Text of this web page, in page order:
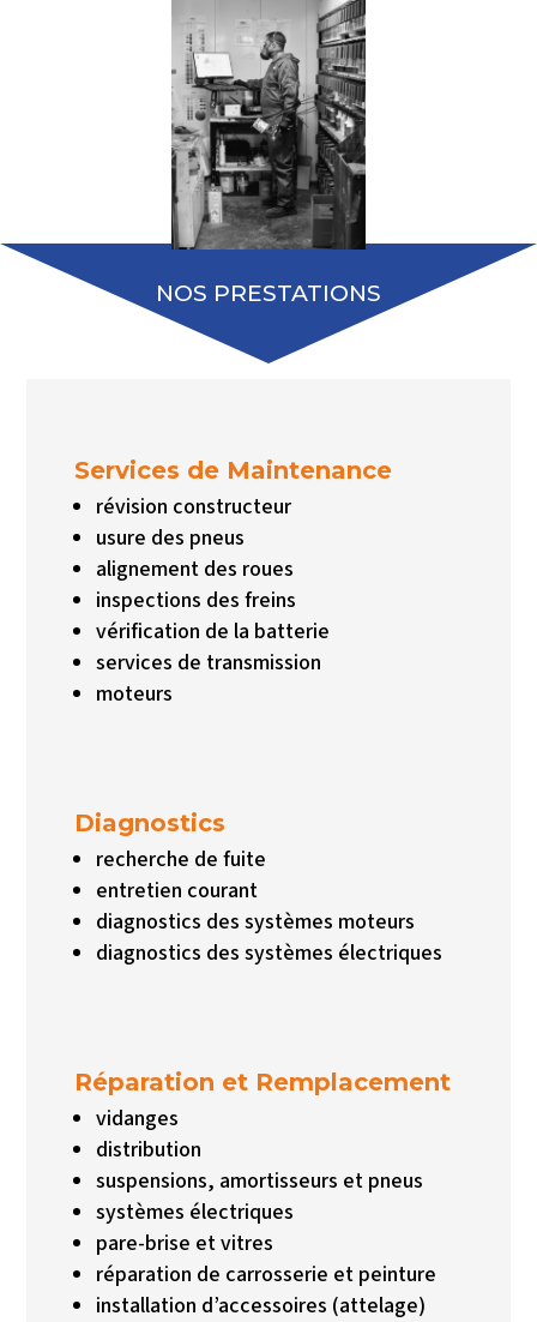
NOS PRESTATIONS
Services de Maintenance
révision constructeur
usure des pneus
alignement des roues
inspections des freins
vérification de la batterie
services de transmission
moteurs
Diagnostics
recherche de fuite
entretien courant
diagnostics des systèmes moteurs
diagnostics des systèmes électriques
Réparation et Remplacement
vidanges
distribution
suspensions, amortisseurs et pneus
systèmes électriques
pare-brise et vitres
réparation de carrosserie et peinture
installation d’accessoires (attelage)